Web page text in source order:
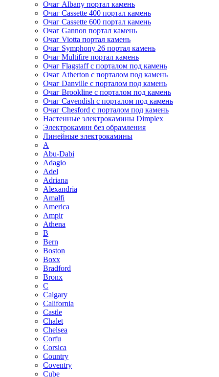
Очаг Albany портал камень
Очаг Cassette 400 портал камень
Очаг Cassette 600 портал камень
Очаг Gannon портал камень
Очаг Viotta портал камень
Очаг Symphony 26 портал камень
Очаг Multifire портал камень
Очаг Flagstaff с порталом под камень
Очаг Atherton с порталом под камень
Очаг Danville с порталом под камень
Очаг Brookline с порталом под камень
Очаг Cavendish с порталом под камень
Очаг Chesford с порталом под камень
Настенные электрокамины Dimplex
Электрокамин без обрамления
Линейные электрокамины
A
Abu-Dabi
Adagio
Adel
Adriana
Alexandria
Amalfi
America
Ampir
Athena
B
Bern
Boston
Boxx
Bradford
Bronx
C
Calgary
California
Castle
Chalet
Chelsea
Corfu
Corsica
Country
Coventry
Cube